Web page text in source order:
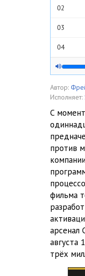
02
03
04
05
06
08
09
10
11
12
13
14
Автор:
Исполняет:
С
против
фильма
арсенал
августа
трёх